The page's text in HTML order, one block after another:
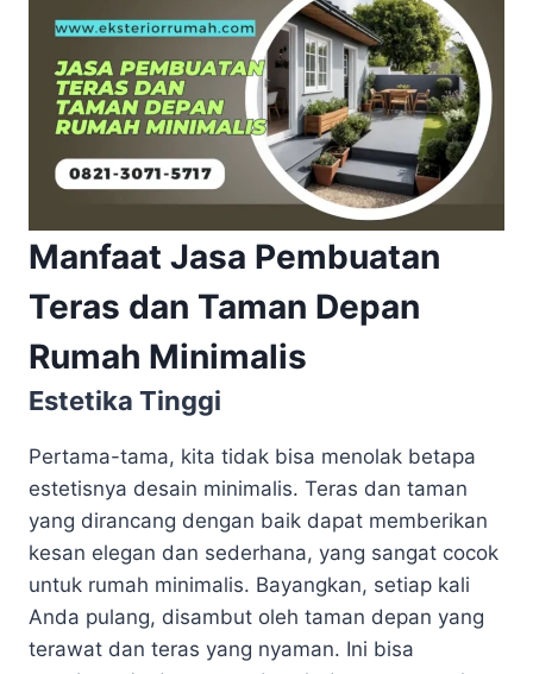
Manfaat Jasa Pembuatan
Teras dan Taman Depan
Rumah Minimalis
Estetika Tinggi
Pertama-tama, kita tidak bisa menolak betapa
estetisnya desain minimalis. Teras dan taman
yang dirancang dengan baik dapat memberikan
kesan elegan dan sederhana, yang sangat cocok
untuk rumah minimalis. Bayangkan, setiap kali
Anda pulang, disambut oleh taman depan yang
terawat dan teras yang nyaman. Ini bisa